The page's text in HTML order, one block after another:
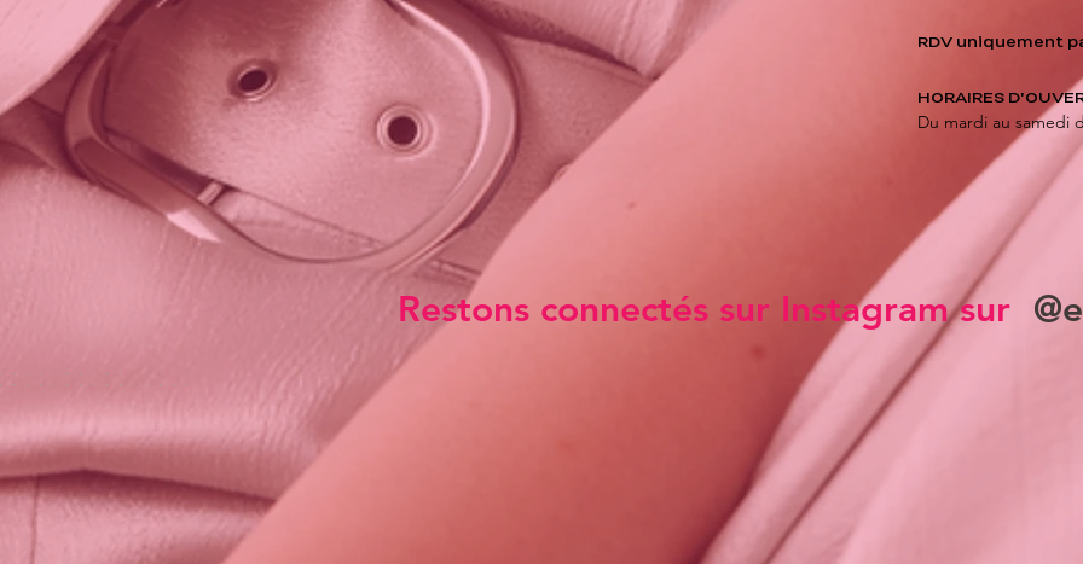
RDV uniquement
HORAIRES
Du mardi au samedi
Restons connectés sur Instagram sur